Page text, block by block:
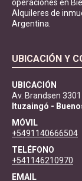
operaciones en
Alquileres de
Argentina.
UBICACIÓN
Av. Brandsen 3301
Ituzaingó -
MÓVIL
+5491140666504
TELÉFONO
+541146210970